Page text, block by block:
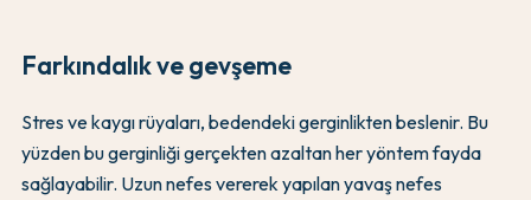
Farkındalık ve gevşeme
Stres ve kaygı rüyaları, bedendeki gerginlikten beslenir. Bu
yüzden bu gerginliği gerçekten azaltan her yöntem fayda
sağlayabilir. Uzun nefes vererek yapılan yavaş nefes